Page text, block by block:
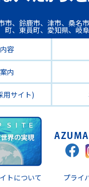
市、鈴鹿市、津市、桑名
町、東員町、愛知県、岐
容
内
用サイト)
トについて
プライ